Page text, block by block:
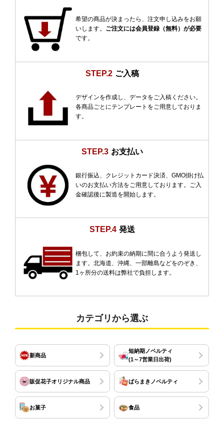
希望の商品が決まったら、注文申し込みをお願
いします。 ご注文には会員登録（無料）が必要
です。
STEP.2 ご入稿
デザインを作成し、データをご入稿ください。
各商品ごとにテンプレートをご用意しておりま
す。
STEP.3 お支払い
銀行振込、クレジットカード決済、GMO掛け払
いのお支払い方法をご用意しております。ご入
金確認後に製造を開始します。
STEP.4 発送
梱包して、お約束の納期に間に合うよう発送し
ます。北海道、沖縄、一部離島などをのぞき、
1ヶ所分の送料は弊社で負担します。
カテゴリから選ぶ
新商品
短納期ノベルティ
(1～7営業日出荷)
販促花子オリジナル商品 ばらまきノベルティ
お菓子 食品